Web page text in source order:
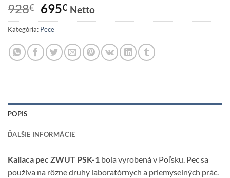
928€ Pôvodná
cena
bola:
928€.
695€Aktuálna
cena
695€.
Netto
Kategória: Pece
POPIS
ĎALŠIE INFORMÁCIE
Kaliaca pec ZWUT PSK-1 bola vyrobená v Poľsku. Pec sa
používa na rôzne druhy laboratórnych a priemyselných prác.